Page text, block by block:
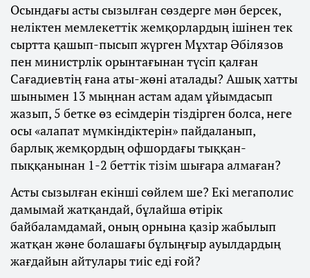
Осындағы асты сызылған сөздерге мән берсек,
неліктен мемлекеттік жемқорлардың ішінен тек
сыртта қашып-пысып жүрген Мұхтар Әбілязов
пен министрлік орынтағынан түсіп қалған
Сағадиевтің ғана аты-жөні аталады? Ашық хатты
шынымен 13 мыңнан астам адам ұйымдасып
жазып, 5 бетке өз есімдерін тіздірген болса, неге
осы «алапат мүмкіндіктерін» пайдаланып,
барлық жемқордың офшордағы тыққан-
пыққанынан 1-2 беттік тізім шығара алмаған?
Асты сызылған екінші сөйлем ше? Екі мегаполис
дамымай жатқандай, бұлайша өтірік
байбаламдамай, оның орнына қазір жабылып
жатқан және болашағы бұлыңғыр ауылдардың
жағдайын айтулары тиіс еді ғой?